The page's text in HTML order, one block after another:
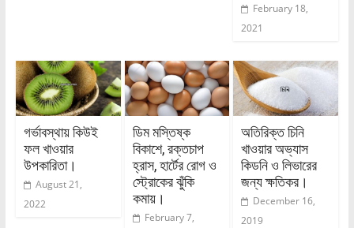
February 18,
2021
গর্ভাবস্থায় কিউই
ফল খাওয়ার
উপকারিতা।
August 21,
2022
ডিম মস্তিষ্ক
বিকাশে, রক্তচাপ
হ্রাস, হার্টের রোগ ও
স্ট্রোকের ঝুঁকি
কমায়।
February 7,
অতিরিক্ত চিনি
খাওয়ার অভ্যাস
কিডনি ও লিভারের
জন্য ক্ষতিকর।
December 16,
2019